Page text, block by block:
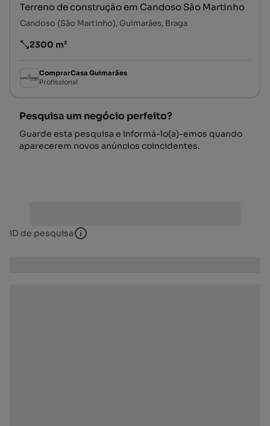
Terreno de construção em Candoso São Martinho
Candoso (São Martinho), Guimarães, Braga
Preço por metro quadrado
2300 m²
ComprarCasa Guimarães
Profissional
Pesquisa um negócio perfeito?
Guarde esta pesquisa e informá-lo(a)-emos quando
aparecerem novos anúncios coincidentes.
ID de pesquisa ID de pesquisa